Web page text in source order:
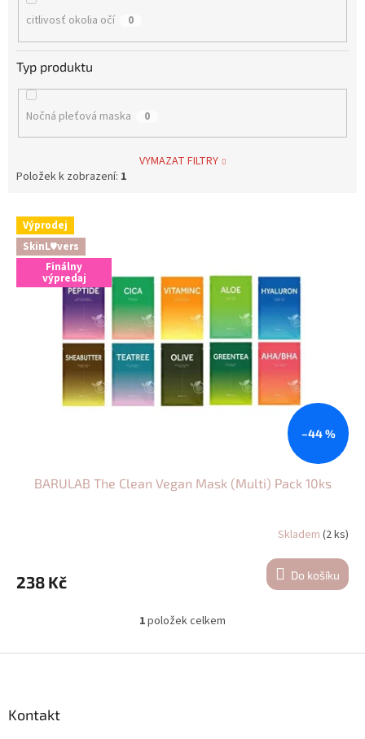
citlivosť okolia očí 0
Typ produktu
Nočná pleťová maska 0
VYMAZAT FILTRY
Položek k zobrazení: 1
V
p
Výprodej
SkinL♥vers
Finálny
výpredaj
–44 %
BARULAB The Clean Vegan Mask (Multi) Pack 10ks
Skladem (2 ks)
238 Kč Do košíku
O
l
1položek celkem
Kontakt